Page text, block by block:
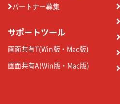
パートナー募集
サポートツール
画面共有T(Win版 ・ Mac版)
画面共有A(Win版 ・ Mac版)